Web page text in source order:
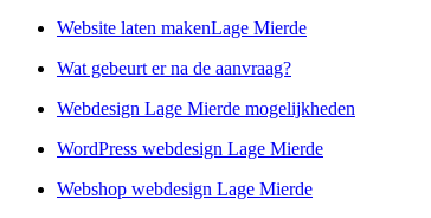
Website laten makenLage Mierde
Wat gebeurt er na de aanvraag?
Webdesign Lage Mierde mogelijkheden
WordPress webdesign Lage Mierde
Webshop webdesign Lage Mierde